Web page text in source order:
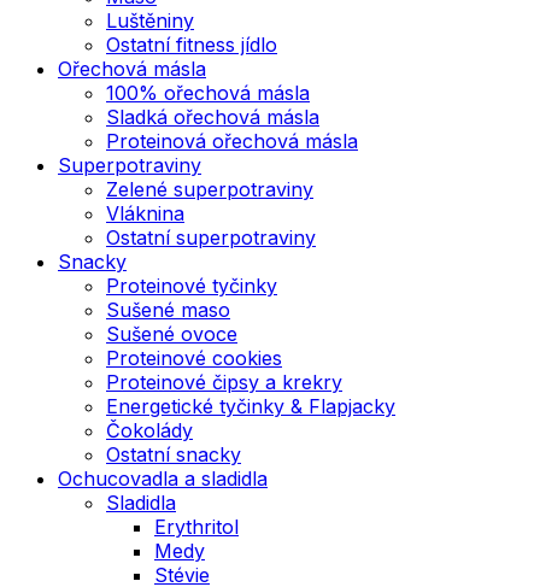
Luštěniny
Ostatní fitness jídlo
Ořechová másla
100% ořechová másla
Sladká ořechová másla
Proteinová ořechová másla
Superpotraviny
Zelené superpotraviny
Vláknina
Ostatní superpotraviny
Snacky
Proteinové tyčinky
Sušené maso
Sušené ovoce
Proteinové cookies
Proteinové čipsy a krekry
Energetické tyčinky & Flapjacky
Čokolády
Ostatní snacky
Ochucovadla a sladidla
Sladidla
Erythritol
Medy
Stévie